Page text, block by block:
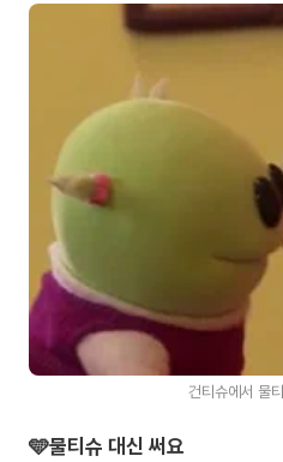
건티슈에서 물
🩵물티슈 대신 써요